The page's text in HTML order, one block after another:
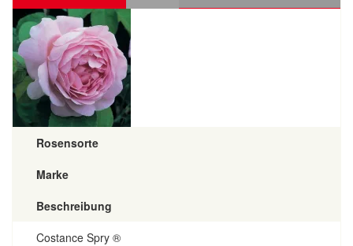
Rosensorte
Marke
Beschreibung
Costance Spry ®